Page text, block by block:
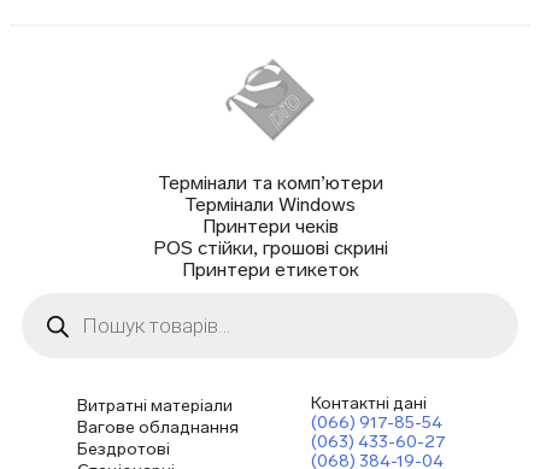
Термінали та комп’ютери
Термінали Windows
Принтери чеків
POS стійки, грошові скрині
Принтери етикеток
товарів
Витратні матеріали
Вагове обладнання
Бездротові
Контактні дані
(066) 917-85-54
(063) 433-60-27
(068) 384-19-04